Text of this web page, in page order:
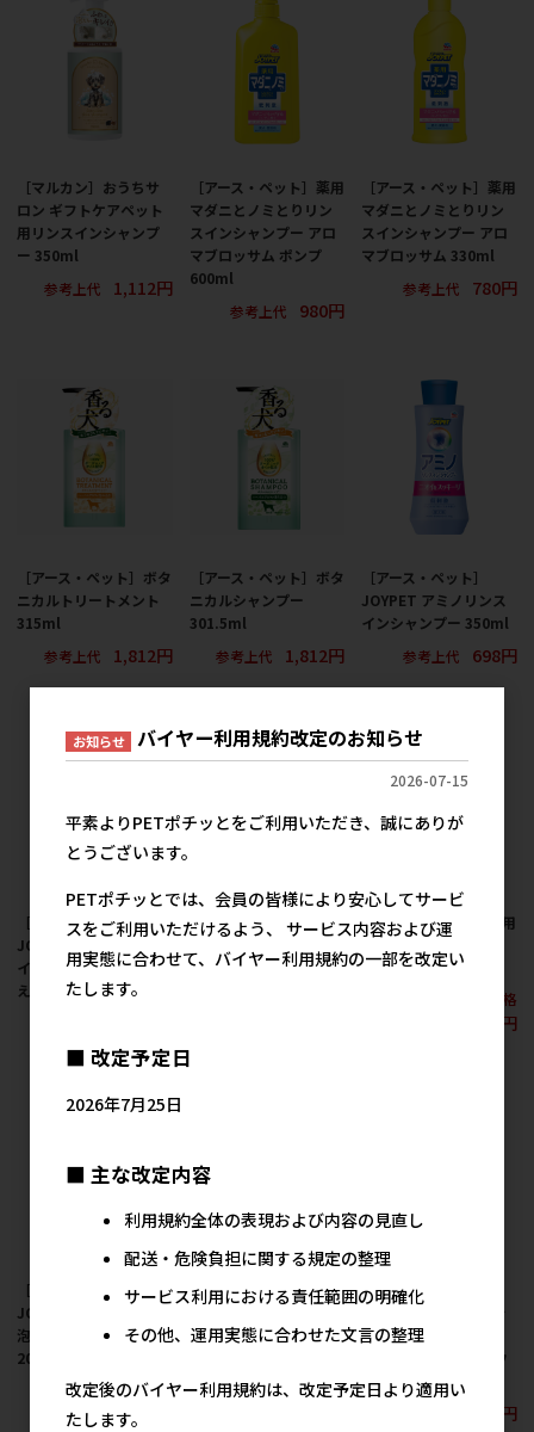
［マルカン］おうちサ
ロン ギフトケアペット
用リンスインシャンプ
ー 350ml
参考上代
1,112円
［アース・ペット］薬用
マダニとノミとりリン
スインシャンプー アロ
マブロッサム ポンプ
600ml
参考上代
980円
［アース・ペット］薬用
マダニとノミとりリン
スインシャンプー アロ
マブロッサム 330ml
参考上代
780円
［アース・ペット］ボタ
ニカルトリートメント
315ml
参考上代
1,812円
［アース・ペット］ボタ
ニカルシャンプー
301.5ml
参考上代
1,812円
［アース・ペット］
JOYPET アミノリンス
インシャンプー 350ml
参考上代
698円
［アース・ペット］
JOYPET アミノリンス
インシャンプー つめか
え用 400ml
［アース・ペット］デリ
ケアシャンプー 350ml
［アース・ペット］薬用
スキンクリン 犬用
350ml
メーカー希望小売価格
1,500円
［アース・ペット］
JOYPET 水のいらない
泡シャンプー 犬用
200ml
参考上代
580円
［アース・ペット］
JOYPET 水のいらない
泡シャンプー 猫用
参考上代 580円
［アース・ペット］
JOYPET お肌のことを
考えた薬用リンスイン
シャンプー ベビーパウ
ダーの香り 300ml
980円
お知らせ バイヤー利用規約改定のお知らせ
2026-07-15
平素よりPETポチッとをご利用いただき、誠にありが
とうございます。
PETポチッとでは、会員の皆様により安心してサービ
スをご利用いただけるよう、 サービス内容および運
用実態に合わせて、バイヤー利用規約の一部を改定い
たします。
■ 改定予定日
2026年7月25日
■ 主な改定内容
利用規約全体の表現および内容の見直し
配送・危険負担に関する規定の整理
サービス利用における責任範囲の明確化
その他、運用実態に合わせた文言の整理
改定後のバイヤー利用規約は、改定予定日より適用い
たします。